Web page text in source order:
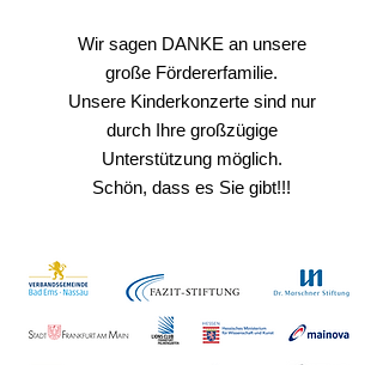
Wir sagen DANKE an unsere
große Fördererfamilie.
Unsere Kinderkonzerte sind nur
durch Ihre großzügige
Unterstützung möglich.
Schön, dass es Sie gibt!!!